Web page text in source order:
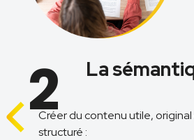
2 La
Créer du contenu utile,
structuré :